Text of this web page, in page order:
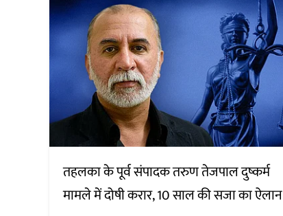
तहलका के पूर्व संपादक तरुण तेजपाल दुष्कर्म
मामले में दोषी करार, 10 साल की सजा का ऐलान